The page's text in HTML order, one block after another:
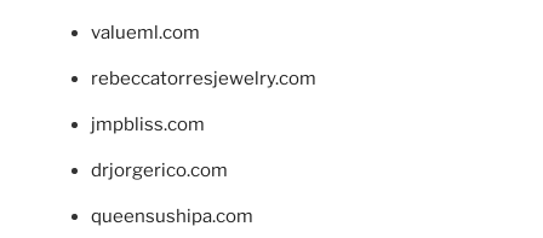
valueml.com
rebeccatorresjewelry.com
jmpbliss.com
drjorgerico.com
queensushipa.com